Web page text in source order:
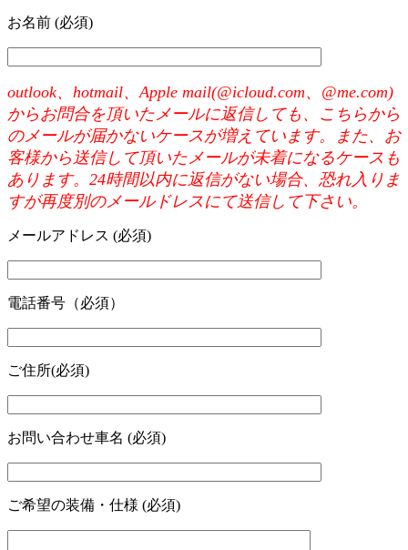
お名前 (必須)
outlook、hotmail、Apple mail(@icloud.com、@me.com)
からお問合を頂いたメールに返信しても、こちらから
のメールが届かないケースが増えています。また、お
客様から送信して頂いたメールが未着になるケースも
あります。24時間以内に返信がない場合、恐れ入りま
すが再度別のメールドレスにて送信して下さい。
メールアドレス (必須)
電話番号（必須）
ご住所(必須)
お問い合わせ車名 (必須)
ご希望の装備・仕様 (必須)